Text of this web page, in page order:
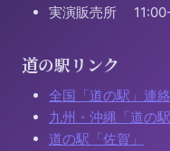
実演販売所
道の駅リンク
全国「道の駅」連
九州・沖縄「道の
道の駅「佐賀」